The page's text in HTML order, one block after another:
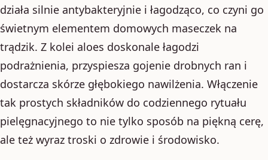
działa silnie antybakteryjnie i łagodząco, co czyni go
świetnym elementem domowych maseczek na
trądzik. Z kolei aloes doskonale łagodzi
podrażnienia, przyspiesza gojenie drobnych ran i
dostarcza skórze głębokiego nawilżenia. Włączenie
tak prostych składników do codziennego rytuału
pielęgnacyjnego to nie tylko sposób na piękną cerę,
ale też wyraz troski o zdrowie i środowisko.